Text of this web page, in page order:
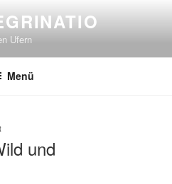
Ufern
Menü
und